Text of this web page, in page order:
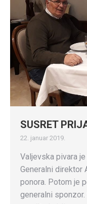
SUSRET
22. januar 2019.
Valjevska pivara
Generalni direktor
ponora. Potom je
generalni